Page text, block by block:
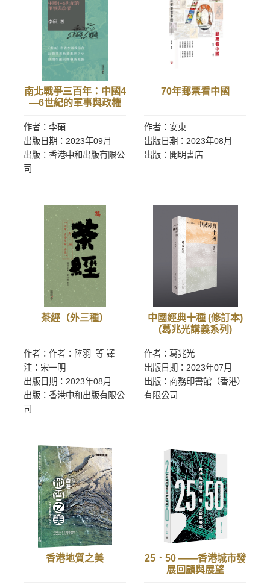
南北戰爭三百年：中國4
—6世紀的軍事與政權
作者：李碩
出版日期：2023年09月
出版：香港中和出版有限公
司
70年郵票看中國
作者：安東
出版日期：2023年08月
出版：開明書店
茶經（外三種）
作者：作者：陸羽 等 譯
注：宋一明
出版日期：2023年08月
出版：香港中和出版有限公
司
中國經典十種 (修訂本)
(葛兆光講義系列)
作者：葛兆光
出版日期：2023年07月
出版：商務印書館（香港）
有限公司
香港地質之美
25．50 ——香港城市發
展回顧與展望